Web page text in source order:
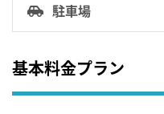
駐車場
基本料金プラン